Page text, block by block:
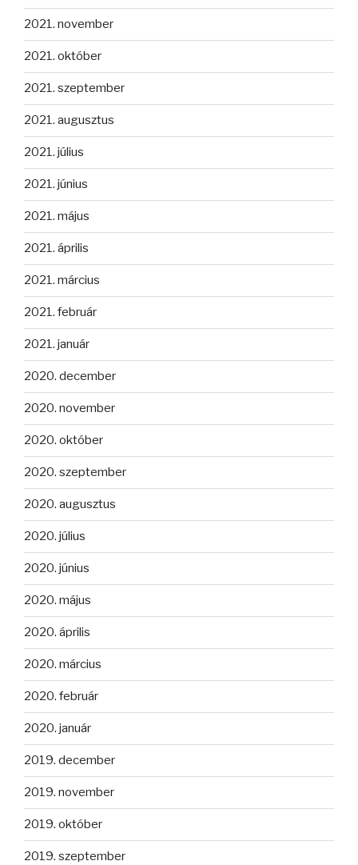
2021. november
2021. október
2021. szeptember
2021. augusztus
2021. július
2021. június
2021. május
2021. április
2021. március
2021. február
2021. január
2020. december
2020. november
2020. október
2020. szeptember
2020. augusztus
2020. július
2020. június
2020. május
2020. április
2020. március
2020. február
2020. január
2019. december
2019. november
2019. október
2019. szeptember